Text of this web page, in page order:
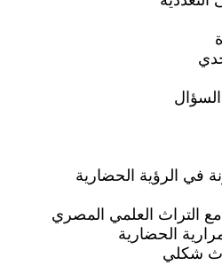
السؤال
التراث العلمي المصري
الحضارية
شكلي